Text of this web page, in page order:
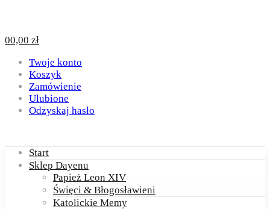
00,00 zł
Twoje konto
Koszyk
Zamówienie
Ulubione
Odzyskaj hasło
Start
Sklep Dayenu
Papież Leon XIV
Święci & Błogosławieni
Katolickie Memy